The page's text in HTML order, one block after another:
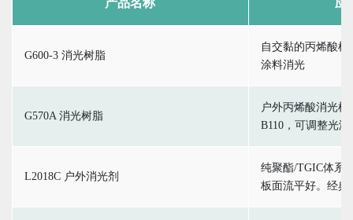
产品名称 应
G600-3 消光树脂
自交黏的丙烯酸
涂料消光
G570A 消光树脂
户外丙烯酸消光树
B110，可调整光泽
L2018C 户外消光剂
纯聚酯/TGIC体系
板面流平好。经典